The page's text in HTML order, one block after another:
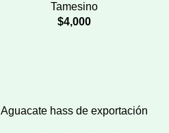
Tamesino
$4,000
Aguacate hass de exportación